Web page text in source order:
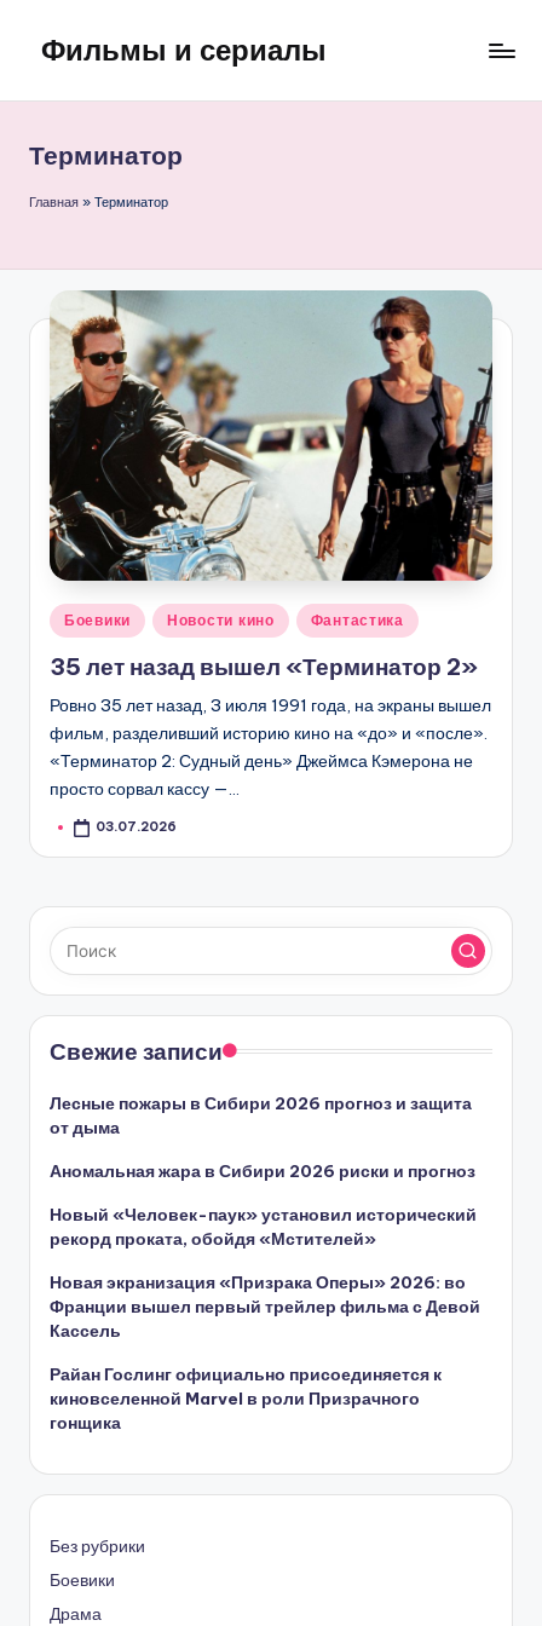
Перейти
содержимому
Фильмы и сериалы
Терминатор
Главная » Терминатор
Опубликовано
Боевики Новости кино Фантастика
35 лет назад вышел «Терминатор 2»
Ровно 35 лет назад, 3 июля 1991 года, на экраны вышел
фильм, разделивший историю кино на «до» и «после».
«Терминатор 2: Судный день» Джеймса Кэмерона не
просто сорвал кассу —…
03.07.2026
Свежие записи
Лесные пожары в Сибири 2026 прогноз и защита
от дыма
Аномальная жара в Сибири 2026 риски и прогноз
Новый «Человек-паук» установил исторический
рекорд проката, обойдя «Мстителей»
Новая экранизация «Призрака Оперы» 2026: во
Франции вышел первый трейлер фильма с Девой
Кассель
Райан Гослинг официально присоединяется к
киновселенной Marvel в роли Призрачного
гонщика
Без рубрики
Боевики
Драма